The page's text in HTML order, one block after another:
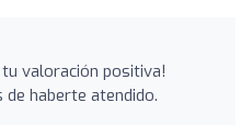
valoración positiva!
haberte atendido.